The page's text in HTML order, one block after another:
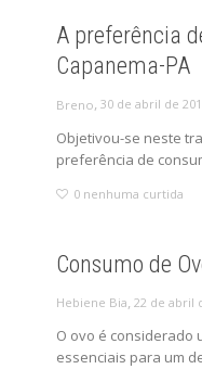
A preferência
Capanema-PA
Breno,30 de abril de
Objetivou-se neste
preferência de
0 nenhuma curtida
Consumo de
Hebiene Bia,22 de abril
O ovo é considerado
essenciais para um